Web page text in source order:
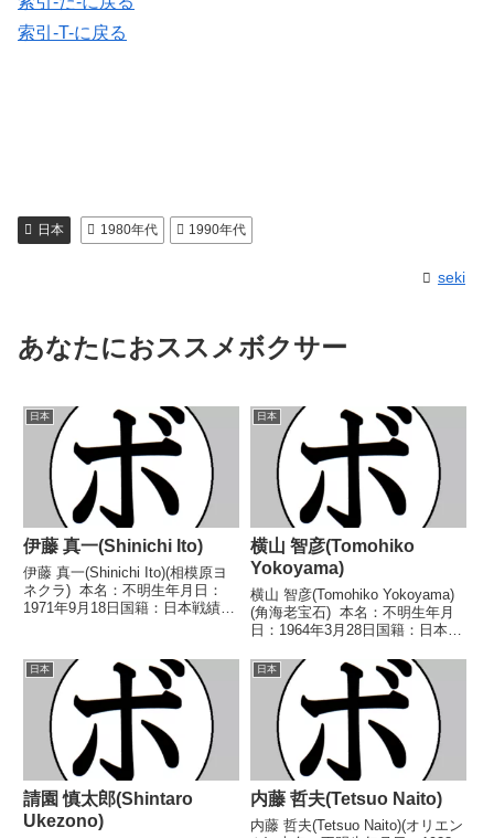
索引-T-に戻る
日本 1980年代 1990年代
seki
あなたにおススメボクサー
日本
伊藤 真一(Shinichi Ito)
伊藤 真一(Shinichi Ito)(相模原ヨ
ネクラ) 本名：不明生年月日：
1971年9月18日国籍：日本戦績：
メントバンタム級優勝 【戦歴】
1994/05...
日本
横山 智彦(Tomohiko
Yokoyama)
横山 智彦(Tomohiko Yokoyama)
(角海老宝石) 本名：不明生年月
日：1964年3月28日国籍：日本戦
イトル】1989年度全日本スーパ
ーフライ級新人王 【戦歴】
1989/05/27 ...
日本
請園 慎太郎(Shintaro
Ukezono)
日本
内藤 哲夫(Tetsuo Naito)
内藤 哲夫(Tetsuo Naito)(オリエン